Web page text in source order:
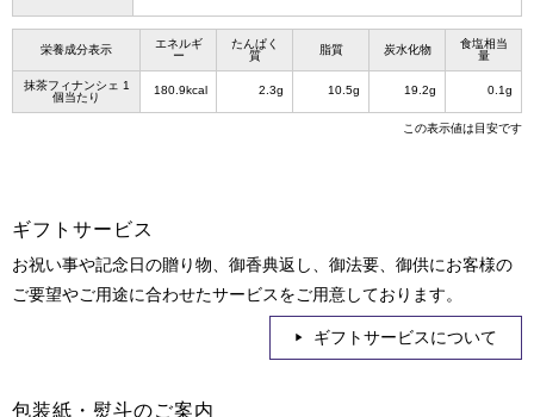
栄養成分表示
エネルギ
ー
たんぱく
質
脂質 炭水化物
食塩相当
量
抹茶フィナンシェ 1
個当たり
180.9kcal 2.3g 10.5g 19.2g 0.1g
この表示値は目安です
ギフトサービス
お祝い事や記念日の贈り物、御香典返し、御法要、御供にお客様の
ご要望やご用途に合わせたサービスをご用意しております。
ギフトサービスについて
包装紙・熨斗のご案内